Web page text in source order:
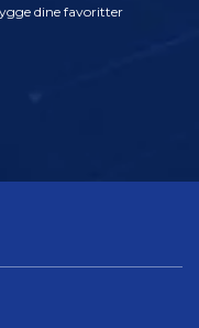
dine favoritter